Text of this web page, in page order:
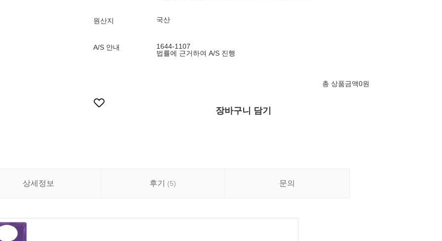
원산지 국산
A/S 안내
1644-1107
법률에 근거하여 A/S 진행
총 상품금액0원
장바구니 담기
상세정보 후기 (5) 문의